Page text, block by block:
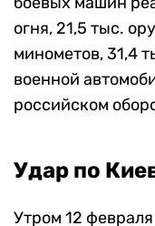
огня, 21,5 тыс.
минометов, 31,4
военной
российском
Удар по
Утром 12